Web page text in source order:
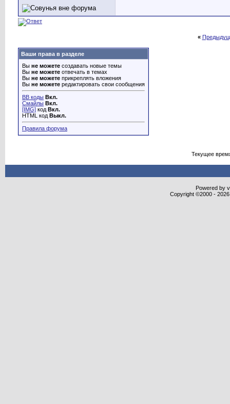
«
Ваши права в разделе
Вы не можете создавать новые темы
Вы не можете отвечать в темах
Вы не можете прикреплять вложения
Вы не можете редактировать свои сообщения
BB коды Вкл.
Смайлы Вкл.
[IMG] код Вкл.
HTML код Выкл.
Правила форума
Текущее
Powered by
Copyright ©2000 -